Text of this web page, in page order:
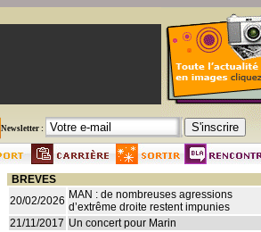
Newsletter :
BREVES
20/02/2026 MAN : de nombreuses agressions
d’extrême droite restent impunies
21/11/2017 Un concert pour Marin